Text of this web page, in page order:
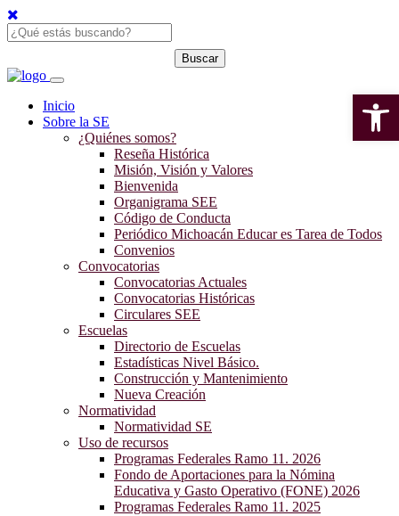
Inicio
Sobre la SE
¿Quiénes somos?
Reseña Histórica
Misión, Visión y Valores
Bienvenida
Organigrama SEE
Código de Conducta
Periódico Michoacán Educar es Tarea de Todos
Convenios
Convocatorias
Convocatorias Actuales
Convocatorias Históricas
Circulares SEE
Escuelas
Directorio de Escuelas
Estadísticas Nivel Básico.
Construcción y Mantenimiento
Nueva Creación
Normatividad
Normatividad SE
Uso de recursos
Programas Federales Ramo 11. 2026
Fondo de Aportaciones para la Nómina
Educativa y Gasto Operativo (FONE) 2026
Programas Federales Ramo 11. 2025